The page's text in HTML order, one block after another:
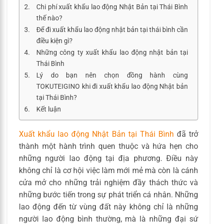
Chi phí xuất khẩu lao động Nhật Bản tại Thái Bình
thế nào?
Để đi xuất khẩu lao động nhật bản tại thái bình cần
điều kiện gì?
Những công ty xuất khẩu lao động nhật bản tại
Thái Bình
Lý do bạn nên chọn đồng hành cùng
TOKUTEIGINO khi đi xuất khẩu lao động Nhật bản
tại Thái Bình?
Kết luận
Xuất khẩu lao động Nhật Bản tại Thái Bình đã trở
thành một hành trình quen thuộc và hứa hẹn cho
những người lao động tại địa phương. Điều này
không chỉ là cơ hội việc làm mới mẻ mà còn là cánh
cửa mở cho những trải nghiệm đầy thách thức và
những bước tiến trong sự phát triển cá nhân. Những
lao động đến từ vùng đất này không chỉ là những
người lao động bình thường, mà là những đại sứ